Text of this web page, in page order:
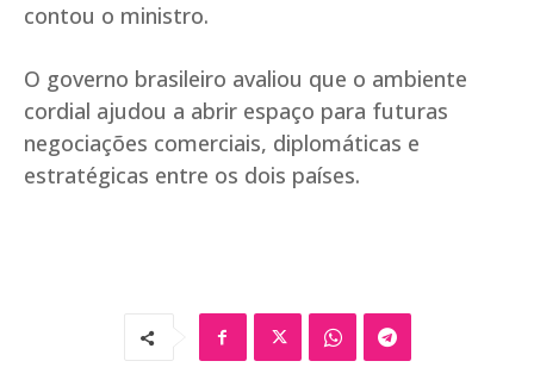
contou o ministro.
O governo brasileiro avaliou que o ambiente
cordial ajudou a abrir espaço para futuras
negociações comerciais, diplomáticas e
estratégicas entre os dois países.